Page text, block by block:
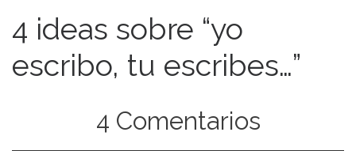
4 ideas sobre “yo
escribo, tu escribes…”
4 Comentarios